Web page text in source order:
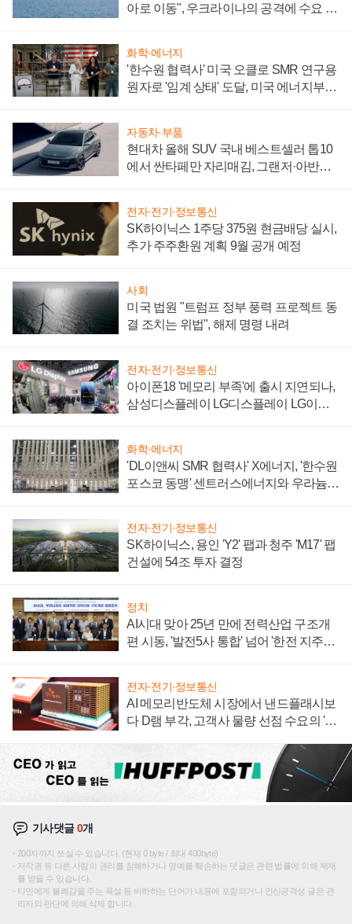
아로 이동", 우크라이나의 공격에 수요 늘
화학·에너지
'한수원 협력사' 미국 오클로 SMR 연구용
원자로 '임계 상태' 도달, 미국 에너지부
자동차·부품
현대차 올해 SUV 국내 베스트셀러 톱10
에서 싼타페만 자리매김, 그랜저·아반떼
전자·전기·정보통신
SK하이닉스 1주당 375원 현금배당 실시,
추가 주주환원 계획 9월 공개 예정
사회
미국 법원 "트럼프 정부 풍력 프로젝트 동
결 조치는 위법", 해제 명령 내려
전자·전기·정보통신
아이폰18 '메모리 부족'에 출시 지연되나,
삼성디스플레이 LG디스플레이 LG이노
화학·에너지
'DL이앤씨 SMR 협력사' X에너지, '한수원
포스코 동맹' 센트러스에너지와 우라늄
전자·전기·정보통신
SK하이닉스, 용인 'Y2' 팹과 청주 'M17' 팹
건설에 54조 투자 결정
정치
AI시대 맞아 25년 만에 전력산업 구조개
편 시동, '발전5사 통합' 넘어 '한전 지주사'
전자·전기·정보통신
AI 메모리반도체 시장에서 낸드플래시보
다 D램 부각, 고객사 물량 선점 수요의 '우
기사댓글0개
200자까지 쓰실 수 있습니다. (현재 0 byte / 최대 400byte)
저작권 등 다른 사람의 권리를 침해하거나 명예를 훼손하는 댓글은 관련 법률에 의해 제재
를 받을 수 있습니다.
타인에게 불쾌감을 주는 욕설 등 비하하는 단어가 내용에 포함되거나 인신공격성 글은 관
리자의 판단에 의해 삭제 합니다.